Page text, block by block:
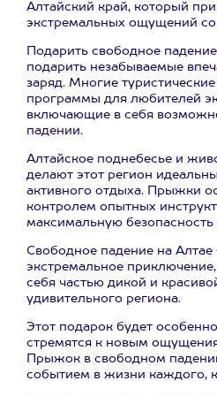
Алтайский край, который
экстремальных ощущений со
Подарить свободное
подарить незабываемые
заряд. Многие
программы для любителей
включающие в себя
падении.
Алтайское поднебесье и
делают этот регион
активного отдыха. Прыжки
контролем опытных
максимальную безопасность
Свободное падение на Алтае
экстремальное
себя частью дикой и
удивительного региона.
Этот подарок будет
стремятся к новым
Прыжок в свободном
событием в жизни каждого,